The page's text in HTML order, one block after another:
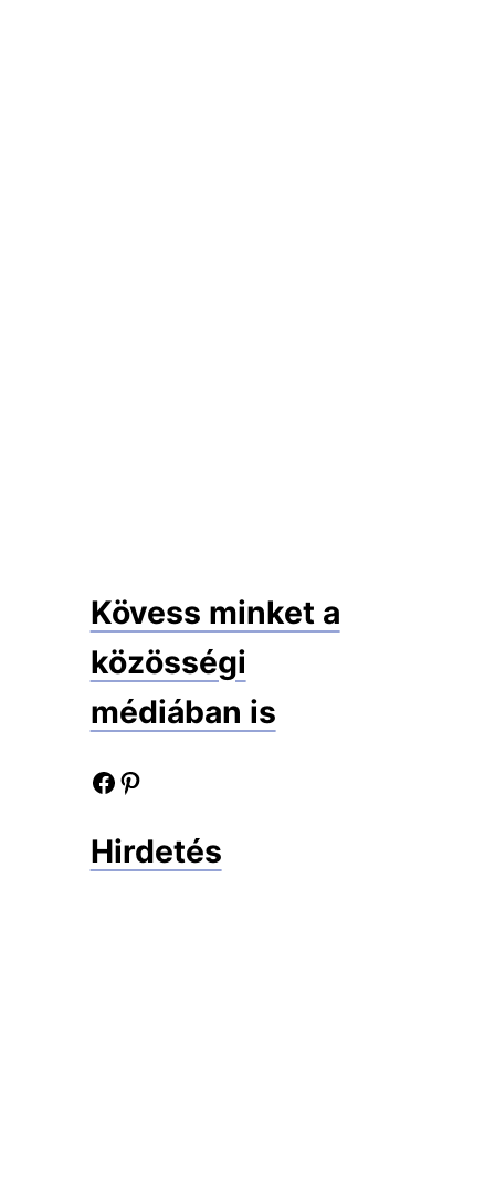
Kövess minket a
közösségi
médiában is
Facebook oldalunk Pinterest oldalunk
Hirdetés